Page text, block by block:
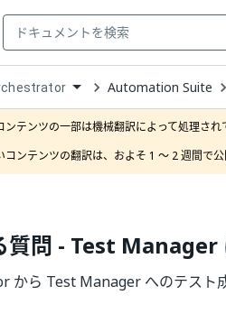
Automation Suite
ンテンツの一部は機械翻訳によって処理さ
コンテンツの翻訳は、およそ 1 ～ 2 週間で公
質問 - Test Manager
から Test Manager へのテスト